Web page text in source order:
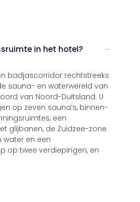
in het hotel?
badjascorridor rechtstreeks
sauna- en waterwereld van
van Noord-Duitsland. U
op zeven sauna’s, binnen-
een
glijbanen, de Zuidzee-zone
water en een
op twee verdiepingen, en